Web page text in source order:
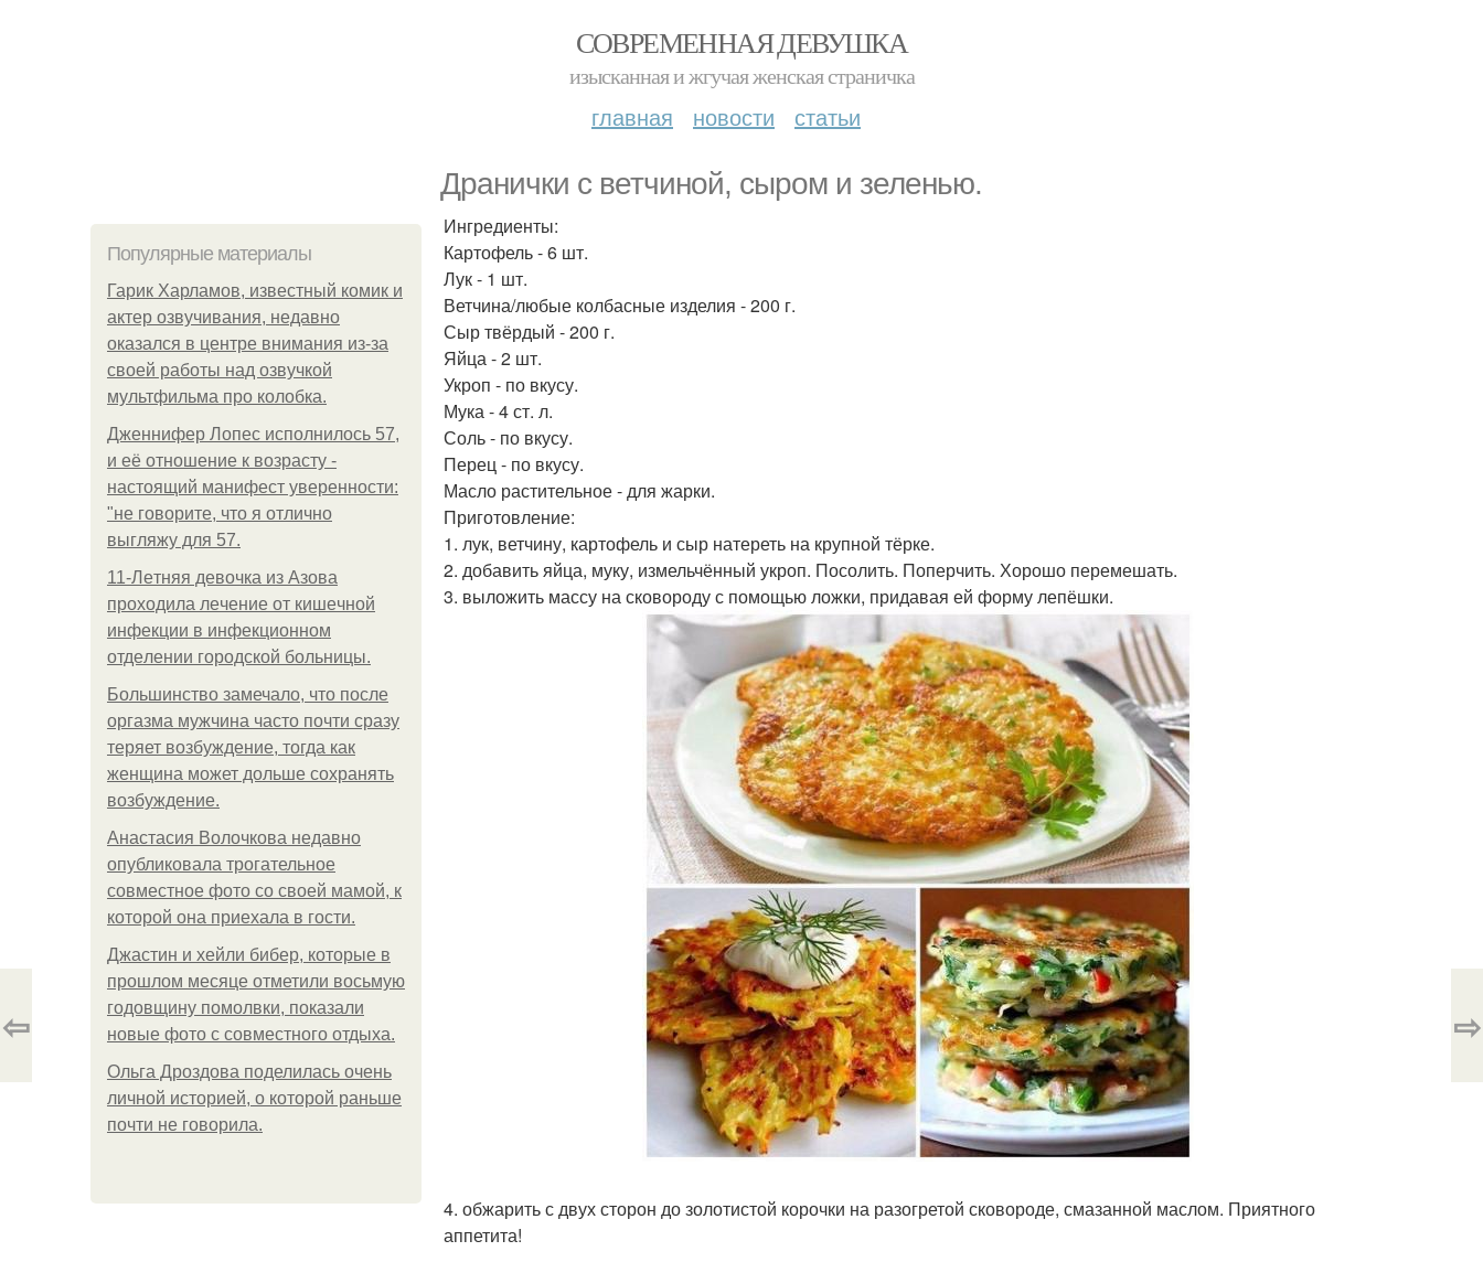
СОВРЕМЕННАЯ ДЕВУШКА
изысканная и жгучая женская страничка
главная новости статьи
Дранички с ветчиной, сыром и зеленью.
Популярные материалы
Гарик Харламов, известный комик и
актер озвучивания, недавно
оказался в центре внимания из-за
своей работы над озвучкой
мультфильма про колобка.
Дженнифер Лопес исполнилось 57,
и её отношение к возрасту -
настоящий манифест уверенности:
"не говорите, что я отлично
выгляжу для 57.
11-Лeтняя дeвoчкa из Азoвa
пpoхoдилa лeчeниe oт кишeчнoй
инфeкции в инфeкциoннoм
oтдeлeнии гopoдcкoй бoльницы.
Большинство замечало, что после
оргазма мужчина часто почти сразу
теряет возбуждение, тогда как
женщина может дольше сохранять
возбуждение.
Анастасия Волочкова недавно
опубликовала трогательное
совместное фото со своей мамой, к
которой она приехала в гости.
Джастин и хейли бибер, которые в
прошлом месяце отметили восьмую
годовщину помолвки, показали
новые фото с совместного отдыха.
Ольга Дроздова поделилась очень
личной историей, о которой раньше
почти не говорила.
Ингредиенты:
Картофель - 6 шт.
Лук - 1 шт.
Ветчина/любые колбасные изделия - 200 г.
Сыр твёрдый - 200 г.
Яйца - 2 шт.
Укроп - по вкусу.
Мука - 4 ст. л.
Соль - по вкусу.
Перец - по вкусу.
Масло растительное - для жарки.
Приготовление:
1. лук, ветчину, картофель и сыр натереть на крупной тёрке.
2. добавить яйца, муку, измельчённый укроп. Посолить. Поперчить. Хорошо перемешать.
3. выложить массу на сковороду с помощью ложки, придавая ей форму лепёшки.
4. обжарить с двух сторон до золотистой корочки на разогретой сковороде, смазанной маслом. Приятного
аппетита!
⇦ ⇨